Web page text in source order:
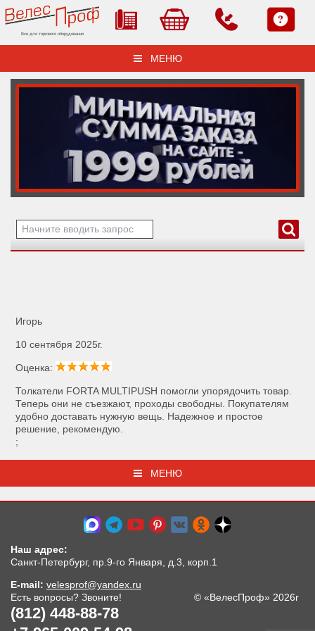
Все для торгового оборудования
МЕНЮ
Игорь
10 сентября 2025г.
Оценка:
Толкатели FORTA MULTIPUSH помогли упорядочить товар.
Теперь они не съезжают, проходы свободны. Покупателям
удобно доставать нужную вещь. Надежное и простое
решение, рекомендую.
;
МЕНЮ
Наш адрес:
Санкт-Петербург, пр.9-го Января, д.3, корп.1
E-mail: velesprof@yandex.ru
Есть вопросы? Звоните!
(812) 448-88-78
© «ВелесПроф» 2026г